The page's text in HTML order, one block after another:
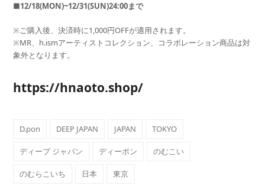
■12/18(MON)~12/31(SUN)24:00まで
※ご購入後、決済時に1,000円OFFが適用されます。
※MR、h.ismアーティストコレクション、コラボレーション商品は対
象外となります。
https://hnaoto.shop/
D.pon DEEP JAPAN JAPAN TOKYO
ディープ ジャパン ディーポン のむこい
のむらこいち 日本 東京